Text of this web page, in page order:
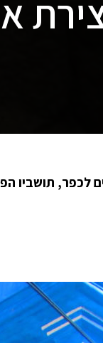
לכפר,